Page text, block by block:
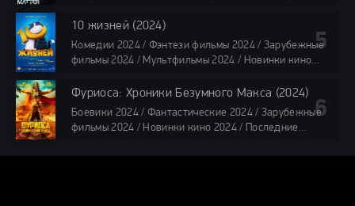
Сериалы в озвучке LostFilm / Сериалы в озвучке
HDrezka Studio / Смотреть фильмы онлайн
все серии по 45 мин.
10 жизней (2024)
Комедии 2024 / Фэнтези фильмы 2024 / Зарубежные
фильмы 2024 / Мультфильмы 2024 / Новинки кино
/ Фильмы 2024 / Популярные фильмы / Смотреть
фильмы онлайн
88 мин.
Фуриоса: Хроники Безумного Макса (2024)
Боевики 2024 / Фантастические 2024 / Зарубежные
фильмы 2024 / Новинки кино 2024 / Последние
Фильмы 2024 / Популярные фильмы / Смотреть